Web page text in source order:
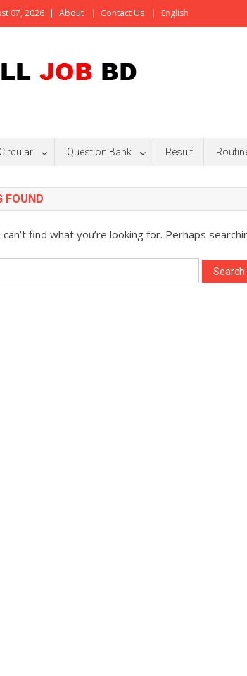
07, 2026 About Contact Us English
Question Bank Result
FOUND
find what you’re looking for. Perhaps